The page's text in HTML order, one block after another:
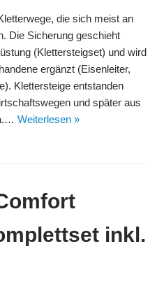
die sich meist an
Die Sicherung geschieht
(Klettersteigset) und wird
ergänzt (Eisenleiter,
Klettersteige entstanden
und später aus
Weiterlesen »
inkl.